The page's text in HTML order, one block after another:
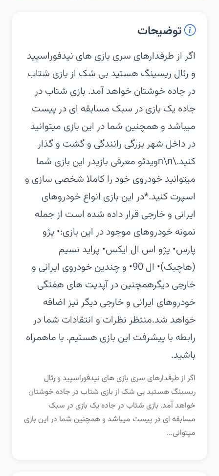
توضیحات
‏‏اگر از طرفدارهای سری بازی های نیدفوراسپید
و رئال ریسینگ هستید بی شک از بازی شتاب
در جاده خوشتان خواهد آمد.‏ بازی شتاب در
جاده یک بازی در سبک مسابقه ای در پیست
میباشد و همچنین شما در این بازی میتوانید
در داخل شهر بزرگی رانندگی و گشت و گذار
کنید.\n\nویدئو معرفی بازی‏در این بازی شما
میتوانید خودروی خود را کاملا شخصی سازی و
اسپرت کنید.‏*در این بازی انواع خودروهای
ایرانی و خارجی قرار داده شده است از جمله
نمونه خودروهای موجود در این بازی:‏• پژو
پارس‏• پژو اس ال ایکس‏• پراید نسیم
(هاچبک)‏• ال 90‏• و چندین خودروی ایرانی و
خارجی دیگر‏همچنین در آپدیت های هفتگی
خودروهای ایرانی و خارجی دیگر نیز اضافه
خواهد شد.‏منتظر نظرات و انتقادات شما در
رابطه با پیشرفت این بازی هستیم. با ماهمراه
باشید.
‏‏اگر از طرفدارهای سری بازی های نیدفوراسپید و رئال
ریسینگ هستید بی شک از بازی شتاب در جاده خوشتان
خواهد آمد.‏ بازی شتاب در جاده یک بازی در سبک
مسابقه ای در پیست میباشد و همچنین شما در این بازی
میتوانی...